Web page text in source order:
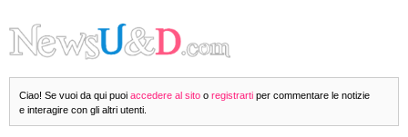
Ciao! Se vuoi da qui puoi accedere al sito o registrarti per commentare le notizie
e interagire con gli altri utenti.